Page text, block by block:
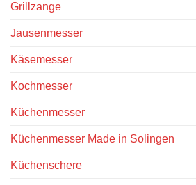
Grillzange
Jausenmesser
Käsemesser
Kochmesser
Küchenmesser
Küchenmesser Made in Solingen
Küchenschere